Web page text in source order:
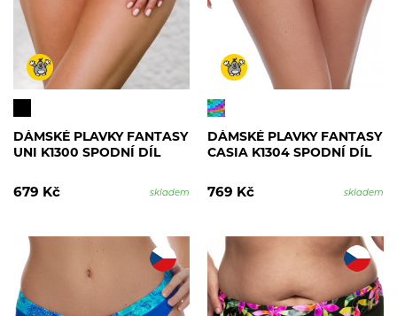
DÁMSKÉ PLAVKY FANTASY
UNI K1300 SPODNÍ DÍL
679 Kč skladem
DÁMSKÉ PLAVKY FANTASY
CASIA K1304 SPODNÍ DÍL
769 Kč skladem